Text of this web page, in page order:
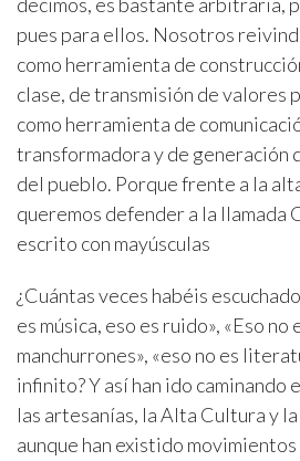
pues para ellos. Nosotros
como herramienta de
clase, de transmisión de valores
como herramienta de
transformadora y de generación
del pueblo. Porque frente a la
queremos defender a la llamada
escrito con mayúsculas
¿Cuántas veces habéis
es música, eso es ruido», «Eso no
manchurrones», «eso no es
infinito? Y así han ido caminando
las artesanías, la Alta Cultura y
aunque han existido